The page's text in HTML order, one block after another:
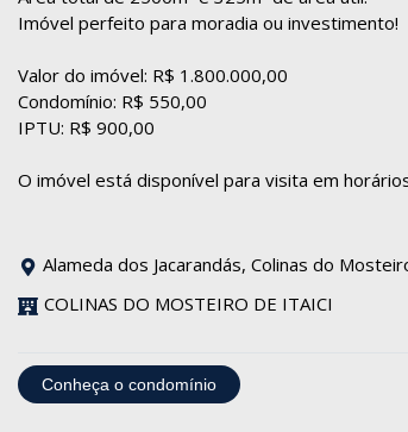
Imóvel perfeito para moradia ou investimento!
Valor do imóvel: R$ 1.800.000,00
Condomínio: R$ 550,00
IPTU: R$ 900,00
O imóvel está disponível para visita em
Alameda dos Jacarandás, Colinas do
COLINAS DO MOSTEIRO DE ITAICI
Conheça o condomínio